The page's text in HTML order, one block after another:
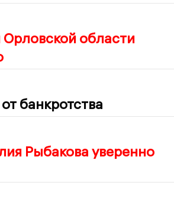
области
банкротства
Рыбакова уверенно